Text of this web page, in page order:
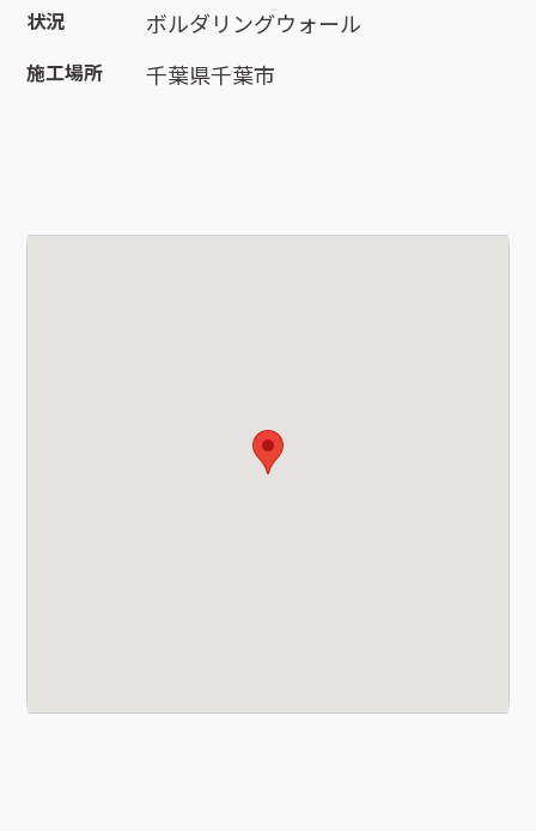
状況
ボルダリングウォール
施工場所 千葉県千葉市